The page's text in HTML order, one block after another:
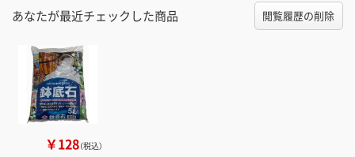
あなたが最近チェックした商品 閲覧履歴の削除
￥128（税込）